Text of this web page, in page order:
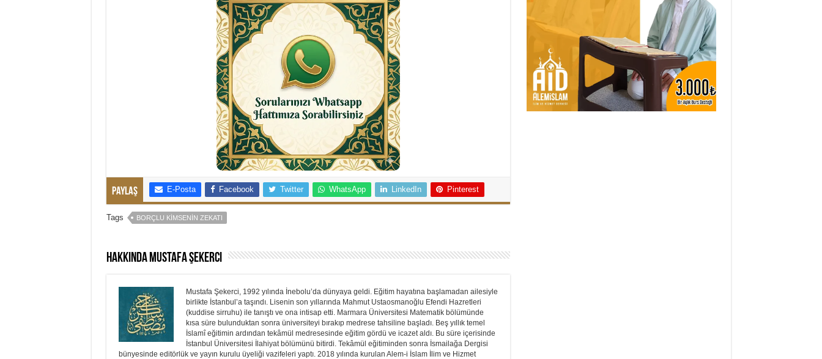
Paylaş E-Posta Facebook Twitter WhatsApp LinkedIn Pinterest
Tags BORÇLU KIMSENIN ZEKATI
Hakkında Mustafa Şekerci
Mustafa Şekerci, 1992 yılında İnebolu’da dünyaya geldi. Eğitim hayatına başlamadan ailesiyle
birlikte İstanbul’a taşındı. Lisenin son yıllarında Mahmut Ustaosmanoğlu Efendi Hazretleri
(kuddise sirruhu) ile tanıştı ve ona intisap etti. Marmara Üniversitesi Matematik bölümünde
kısa süre bulunduktan sonra üniversiteyi bırakıp medrese tahsiline başladı. Beş yıllık temel
İslamî eğitimin ardından tekâmül medresesinde eğitim gördü ve icazet aldı. Bu süre içerisinde
İstanbul Üniversitesi İlahiyat bölümünü bitirdi. Tekâmül eğitiminden sonra İsmailağa Dergisi
bünyesinde editörlük ve yayın kurulu üyeliği vazifeleri yaptı. 2018 yılında kurulan Alem-i İslam İlim ve Hizmet